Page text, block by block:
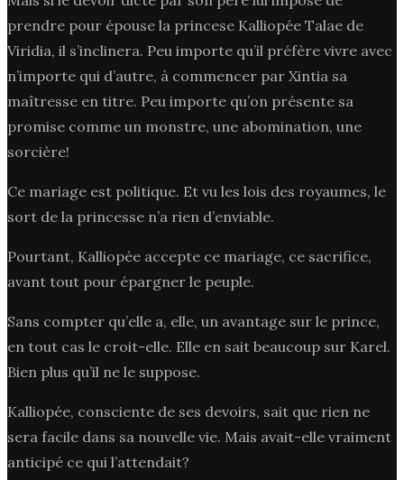
prendre pour épouse la princese Kalliopée Talae de
Viridia, il s’inclinera. Peu importe qu’il préfère vivre avec
n’importe qui d’autre, à commencer par Xintia sa
maîtresse en titre. Peu importe qu’on présente sa
promise comme un monstre, une abomination, une
sorcière!
Ce mariage est politique. Et vu les lois des royaumes, le
sort de la princesse n’a rien d’enviable.
Pourtant, Kalliopée accepte ce mariage, ce sacrifice,
avant tout pour épargner le peuple.
Sans compter qu’elle a, elle, un avantage sur le prince,
en tout cas le croit-elle. Elle en sait beaucoup sur Karel.
Bien plus qu’il ne le suppose.
Kalliopée, consciente de ses devoirs, sait que rien ne
sera facile dans sa nouvelle vie. Mais avait-elle vraiment
anticipé ce qui l’attendait?